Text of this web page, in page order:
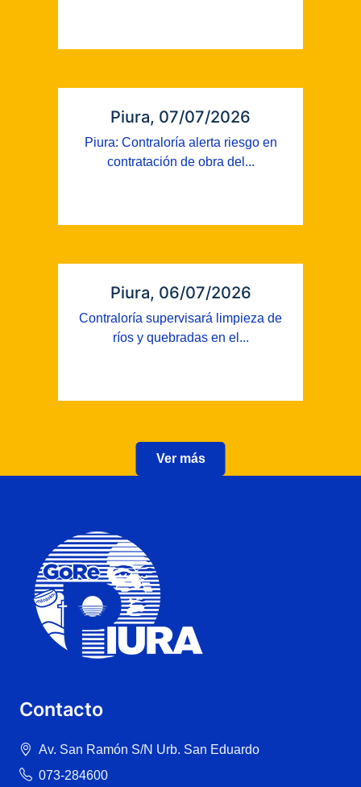
Piura, 07/07/2026
Piura: Contraloría alerta riesgo en
contratación de obra del...
Piura, 06/07/2026
Contraloría supervisará limpieza de
ríos y quebradas en el...
Ver más
Contacto
Av. San Ramón S/N Urb. San Eduardo
073-284600